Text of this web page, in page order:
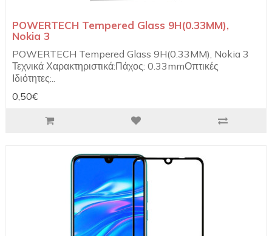
POWERTECH Tempered Glass 9H(0.33MM),
Nokia 3
POWERTECH Tempered Glass 9H(0.33MM), Nokia 3
Τεχνικά Χαρακτηριστικά:Πάχος: 0.33mmΟπτικές
Ιδιότητες:..
0,50€